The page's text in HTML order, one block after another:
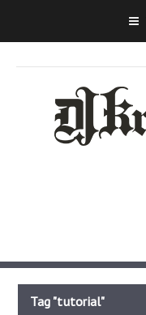
Tag "tutorial"